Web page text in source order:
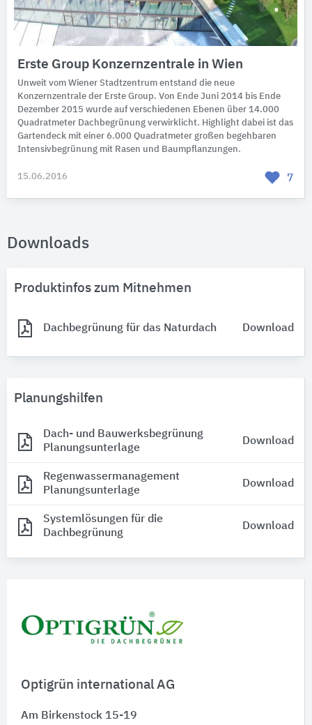
Optigrün international AG
Am Birkenstock 15-19
Erste Group Konzernzentrale in Wien
Unweit vom Wiener Stadtzentrum entstand die neue
Konzernzentrale der Erste Group. Von Ende Juni 2014 bis Ende
Dezember 2015 wurde auf verschiedenen Ebenen über 14.000
Quadratmeter Dachbegrünung verwirklicht. Highlight dabei ist das
Gartendeck mit einer 6.000 Quadratmeter großen begehbaren
Intensivbegrünung mit Rasen und Baumpflanzungen.
15.06.2016 7
Downloads
Produktinfos zum Mitnehmen
Dachbegrünung für das Naturdach Download
Planungshilfen
Dach- und Bauwerksbegrünung
Planungsunterlage
Download
Regenwassermanagement
Planungsunterlage
Download
Systemlösungen für die
Dachbegrünung
Download